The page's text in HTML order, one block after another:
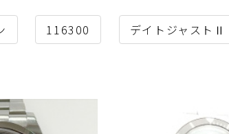
116300 デイトジャストⅡ